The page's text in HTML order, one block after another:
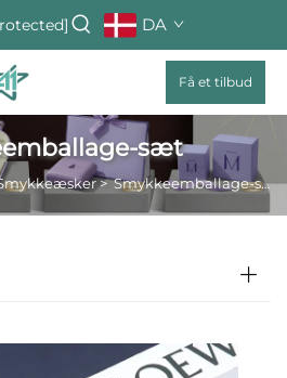
DA
Få et tilbud
sæt
>Smykkeemballage-sæt